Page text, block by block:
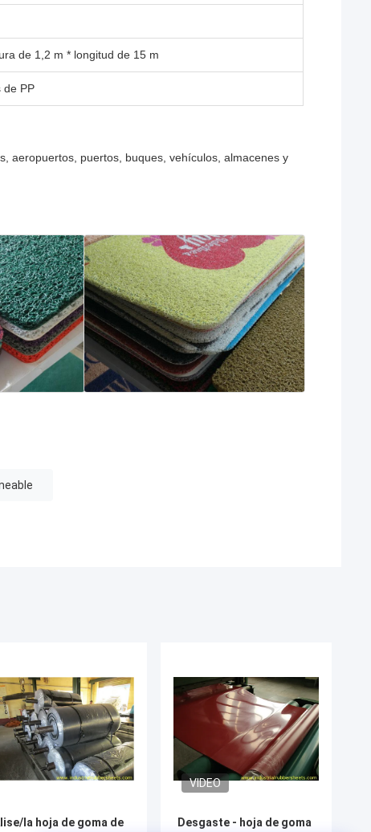
de 1,2 m * longitud de 15 m
de PP
aeropuertos, puertos, buques, vehículos, almacenes y
la hoja de goma de
VIDEO
Desgaste - hoja de goma